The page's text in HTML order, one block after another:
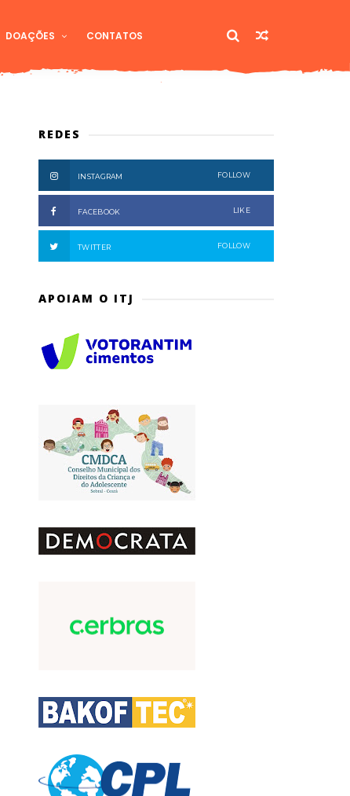
DOAÇÕES CONTATOS
REDES
INSTAGRAM FOLLOW
FACEBOOK LIKE
TWITTER FOLLOW
APOIAM O ITJ